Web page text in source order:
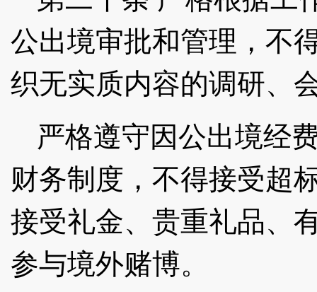
公出境审批和管理，不
织无实质内容的调研、
严格遵守因公出境经
财务制度，不得接受超
接受礼金、贵重礼品、
参与境外赌博。